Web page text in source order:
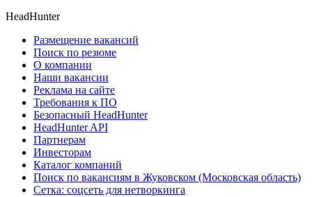
HeadHunter
Размещение вакансий
Поиск по резюме
О компании
Наши вакансии
Реклама на сайте
Требования к ПО
Безопасный HeadHunter
HeadHunter API
Партнерам
Инвесторам
Каталог компаний
Поиск по вакансиям в Жуковском (Московская область)
Сетка: соцсеть для нетворкинга